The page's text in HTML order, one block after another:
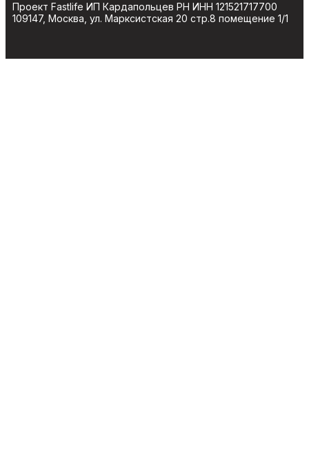
Проект Fastlife ИП Кардапольцев РН ИНН 121521717700
109147, Москва, ул. Марксистская 20 стр.8 помещение 1/1